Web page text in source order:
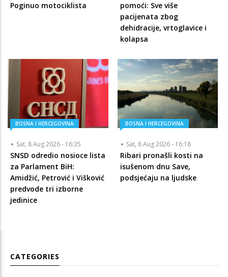
Poginuo motociklista
pomoći: Sve više
pacijenata zbog
dehidracije, vrtoglavice i
kolapsa
BOSNA I HERCEGOVINA
Sat, 8 Aug 2026 - 16:35
SNSD odredio nosioce lista
za Parlament BiH:
Amidžić, Petrović i Višković
predvode tri izborne
jedinice
BOSNA I HERCEGOVINA
Sat, 8 Aug 2026 - 16:18
Ribari pronašli kosti na
isušenom dnu Save,
podsjećaju na ljudske
CATEGORIES